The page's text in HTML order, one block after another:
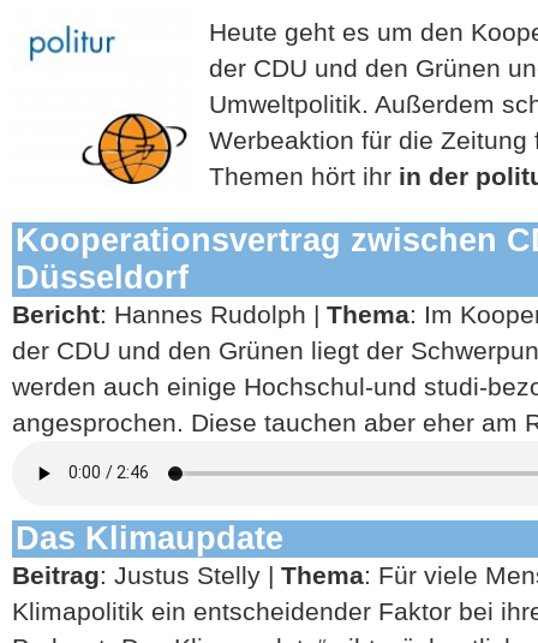
Heute geht es um den
der CDU und den Grünen
Umweltpolitik. Außerdem
Werbeaktion für die
Themen hört ihr in der
Kooperationsvertrag zwischen
Düsseldorf
Bericht: Hannes Rudolph | Thema: Im
der CDU und den Grünen liegt der
werden auch einige Hochschul-und studi-
angesprochen. Diese tauchen aber eher
Das Klimaupdate
Beitrag: Justus Stelly | Thema: Für viele
Klimapolitik ein entscheidender Faktor bei